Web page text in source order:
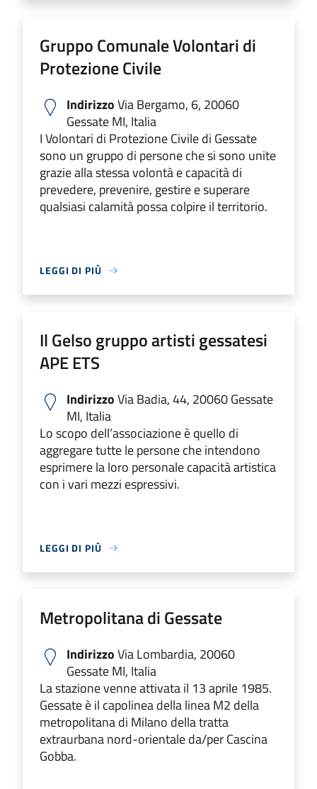
Gruppo Comunale Volontari di
Protezione Civile
IndirizzoVia Bergamo, 6, 20060
Gessate MI, Italia
I Volontari di Protezione Civile di Gessate
sono un gruppo di persone che si sono unite
grazie alla stessa volontà e capacità di
prevedere, prevenire, gestire e superare
qualsiasi calamità possa colpire il territorio.
LEGGI DI PIÙ
Il Gelso gruppo artisti gessatesi
APE ETS
IndirizzoVia Badia, 44, 20060 Gessate
MI, Italia
Lo scopo dell’associazione è quello di
aggregare tutte le persone che intendono
esprimere la loro personale capacità artistica
con i vari mezzi espressivi.
LEGGI DI PIÙ
Metropolitana di Gessate
IndirizzoVia Lombardia, 20060
Gessate MI, Italia
La stazione venne attivata il 13 aprile 1985.
Gessate è il capolinea della linea M2 della
metropolitana di Milano della tratta
extraurbana nord-orientale da/per Cascina
Gobba.